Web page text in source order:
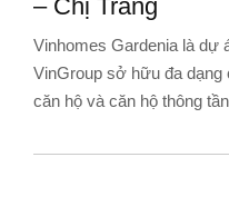
– Chị Trang
Vinhomes Gardenia là dự
VinGroup sở hữu đa dạng
căn hộ và căn hộ thông